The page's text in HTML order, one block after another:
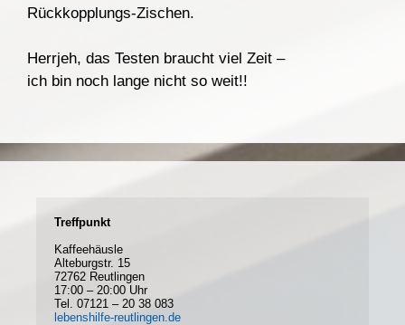
Rückkopplungs-Zischen.
Herrjeh, das Testen braucht viel Zeit –
ich bin noch lange nicht so weit!!
Treffpunkt
Kaffeehäusle
Alteburgstr. 15
72762 Reutlingen
17:00 – 20:00 Uhr
Tel. 07121 – 20 38 083
lebenshilfe-reutlingen.de